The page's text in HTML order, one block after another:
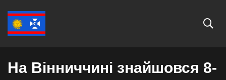
ПОДІЇ
На Вінниччині знайшовся 8-